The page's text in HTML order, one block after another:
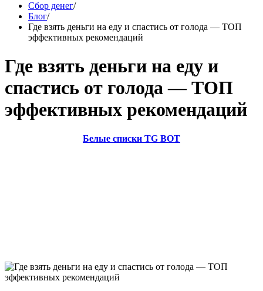
Сбор денег/
Блог/
Где взять деньги на еду и спастись от голода — ТОП
эффективных рекомендаций
Где взять деньги на еду и
спастись от голода — ТОП
эффективных рекомендаций
Белые списки TG BOT